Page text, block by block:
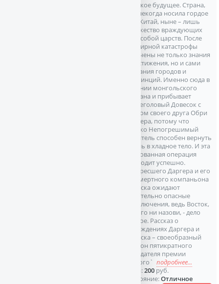
Далекое будущее. Страна,
что некогда носила гордое
имя Китай, ныне – лишь
множество враждующих
меж собой царств. После
всемирной катастрофы
утрачены не только знания
и достижения, но и сами
названия городов и
провинций. Именно сюда в
одеянии монгольского
шамана и прибывает
песьеголовый Довесок с
трупом своего друга Обри
Даргера, потому что
только Непогрешимый
Целитель способен вернуть
жизнь в хладное тело. И эта
рискованная операция
проходит успешно.
Воскресшего Даргера и его
бессмертного компаньона
Довеска ожидают
смертельно опасные
приключения, ведь Восток,
как его ни назови, - дело
тонкое. Рассказ о
похождениях Даргера и
Довеска – своеобразный
поклон пятикратного
обладателя премии
`Хьюго` подробнее...
Цена:200руб.
Состояние:Отличное